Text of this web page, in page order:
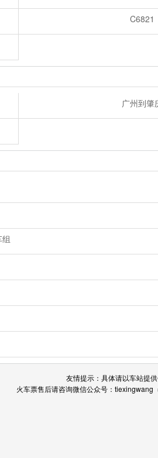
C6821
广州到肇
友情提示：具体请以车站提供
火车票售后请咨询微信公众号：tiexingwang